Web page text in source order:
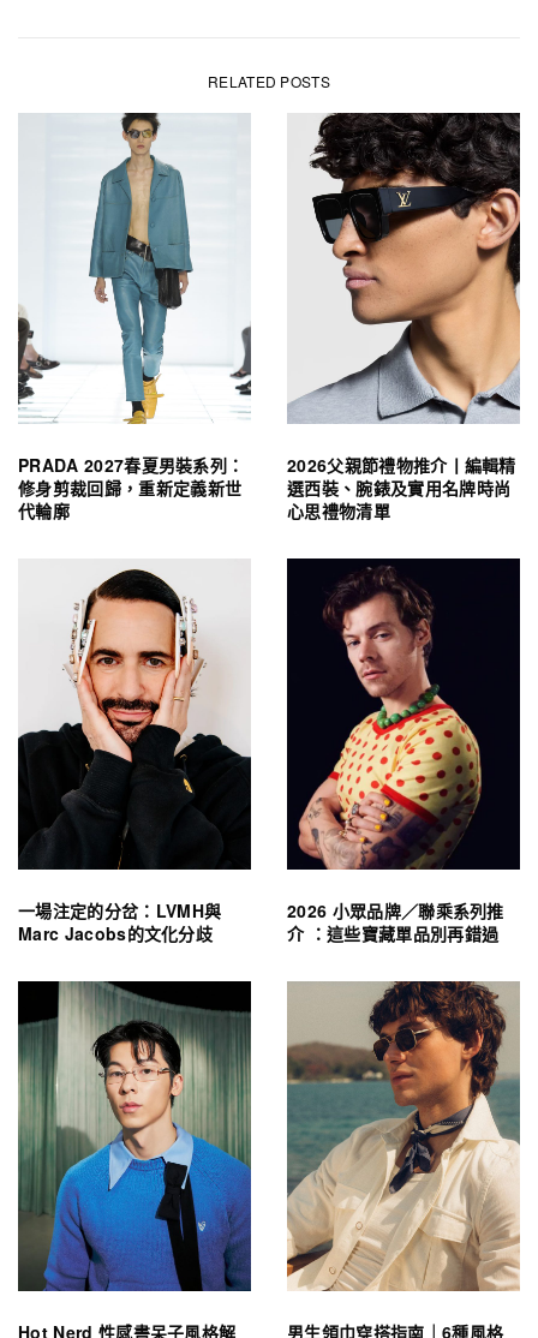
RELATED POSTS
PRADA 2027春夏男裝系列：
修身剪裁回歸，重新定義新世
代輪廓
2026父親節禮物推介丨編輯精
選西裝、腕錶及實用名牌時尚
心思禮物清單
一場注定的分岔：LVMH與
Marc Jacobs的文化分歧
2026 小眾品牌／聯乘系列推
介 ：這些寶藏單品別再錯過
Hot Nerd 性感書呆子風格解
男生領巾穿搭指南｜6種風格